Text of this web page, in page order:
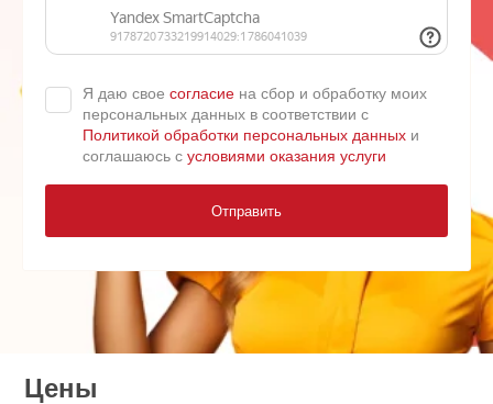
Отправить
Я даю свое согласие на сбор и обработку моих
персональных данных в соответствии с
Политикой обработки персональных данных и
соглашаюсь с условиями оказания услуги
Цены